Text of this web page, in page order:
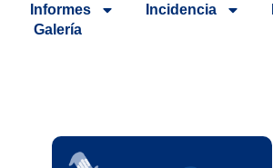
Informes Incidencia
Galería